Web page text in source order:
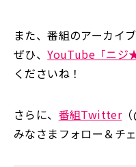
また、番組のアーカイ
ぜひ、YouTube「ニジ
くださいね！
さらに、 番組Twitter（
みなさまフォロー＆チ